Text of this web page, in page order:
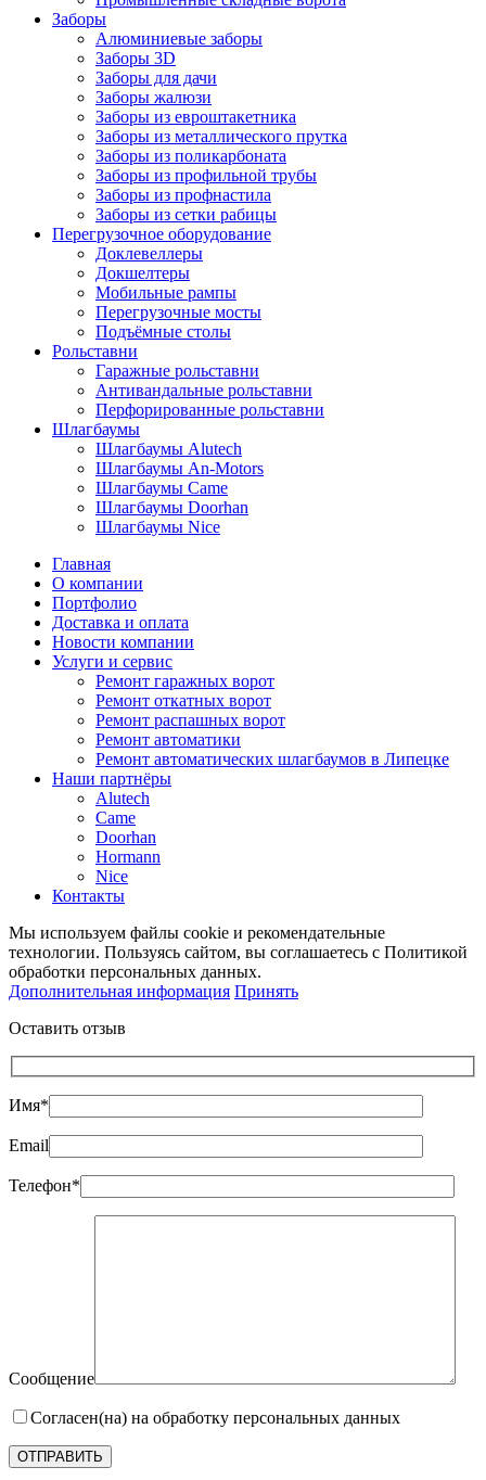
Заборы
Алюминиевые заборы
Заборы 3D
Заборы для дачи
Заборы жалюзи
Заборы из евроштакетника
Заборы из металлического прутка
Заборы из поликарбоната
Заборы из профильной трубы
Заборы из профнастила
Заборы из сетки рабицы
Перегрузочное оборудование
Доклевеллеры
Докшелтеры
Мобильные рампы
Перегрузочные мосты
Подъёмные столы
Рольставни
Гаражные рольставни
Антивандальные рольставни
Перфорированные рольставни
Шлагбаумы
Шлагбаумы Alutech
Шлагбаумы An-Motors
Шлагбаумы Came
Шлагбаумы Doorhan
Шлагбаумы Nice
Главная
О компании
Портфолио
Доставка и оплата
Новости компании
Услуги и сервис
Ремонт гаражных ворот
Ремонт откатных ворот
Ремонт распашных ворот
Ремонт автоматики
Ремонт автоматических шлагбаумов в Липецке
Наши партнёры
Alutech
Came
Doorhan
Hormann
Nice
Контакты
Мы используем файлы cookie и рекомендательные
технологии. Пользуясь сайтом, вы соглашаетесь с Политикой
обработки персональных данных.
Дополнительная информация Принять
Оставить отзыв
Имя*
Email
Телефон*
Сообщение
Согласен(на) на обработку персональных данных